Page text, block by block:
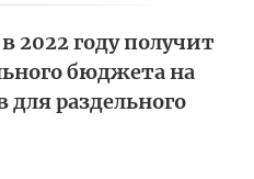
2022 году получит
бюджета на
раздельного